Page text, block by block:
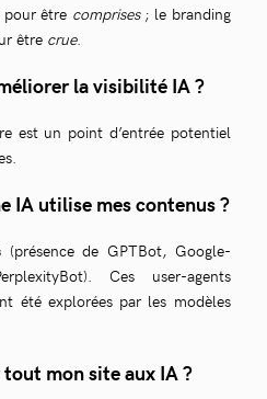
pour être comprises; le branding
être crue.
la visibilité IA ?
est un point d’entrée potentiel
IA utilise mes contenus ?
(présence de GPTBot, Google-
Ces user-agents
été explorées par les modèles
mon site aux IA ?